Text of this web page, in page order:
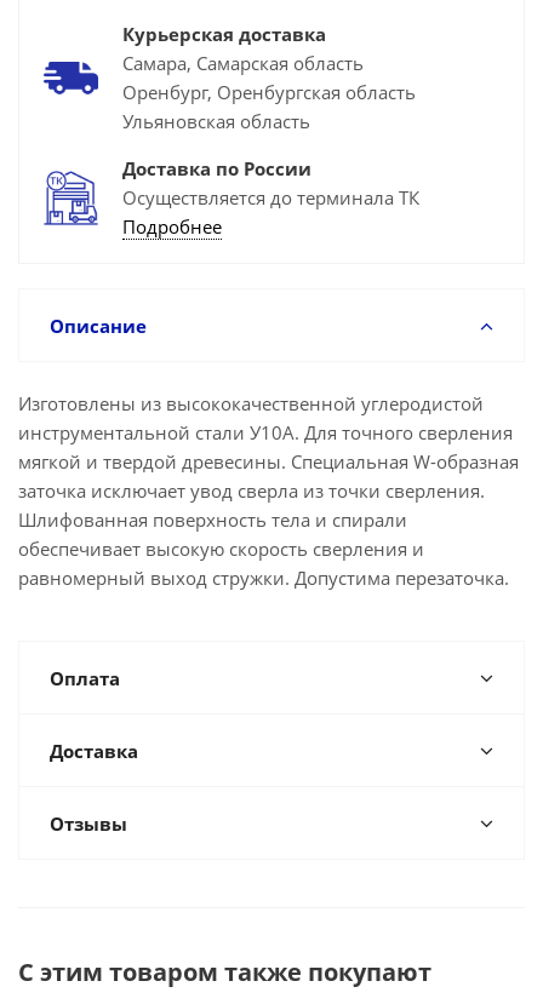
Курьерская доставка
Самара, Самарская область
Оренбург, Оренбургская область
Ульяновская область
Доставка по России
Осуществляется до терминала ТК
Подробнее
Описание
Изготовлены из высококачественной углеродистой
инструментальной стали У10А. Для точного сверления
мягкой и твердой древесины. Специальная W-образная
заточка исключает увод сверла из точки сверления.
Шлифованная поверхность тела и спирали
обеспечивает высокую скорость сверления и
равномерный выход стружки. Допустима перезаточка.
Оплата
Доставка
Отзывы
С этим товаром также покупают